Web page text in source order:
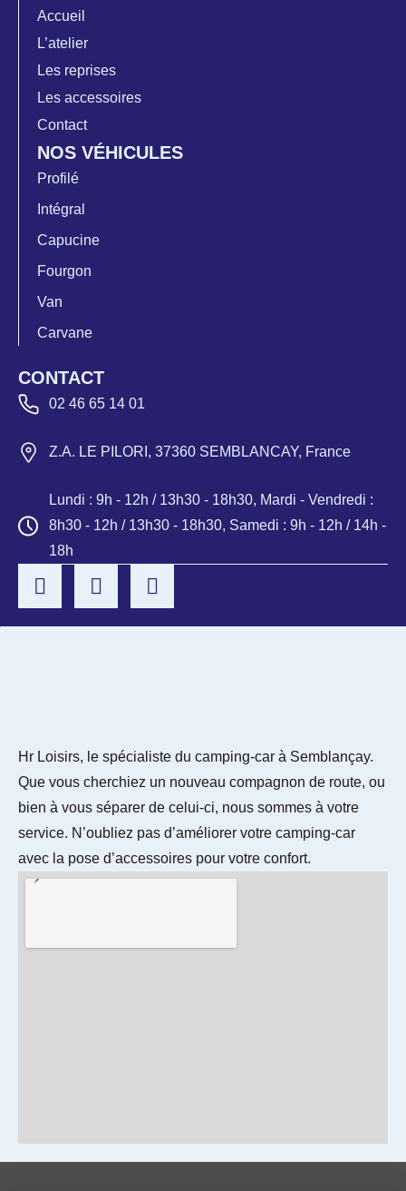
Accueil
L’atelier
Les reprises
Les accessoires
Contact
NOS VÉHICULES
Profilé
Intégral
Capucine
Fourgon
Van
Carvane
CONTACT
02 46 65 14 01
Z.A. LE PILORI, 37360 SEMBLANCAY, France
Lundi : 9h - 12h / 13h30 - 18h30, Mardi - Vendredi :
8h30 - 12h / 13h30 - 18h30, Samedi : 9h - 12h / 14h -
18h
Hr Loisirs, le spécialiste du camping-car à Semblançay.
Que vous cherchiez un nouveau compagnon de route, ou
bien à vous séparer de celui-ci, nous sommes à votre
service. N’oubliez pas d’améliorer votre camping-car
avec la pose d’accessoires pour votre confort.